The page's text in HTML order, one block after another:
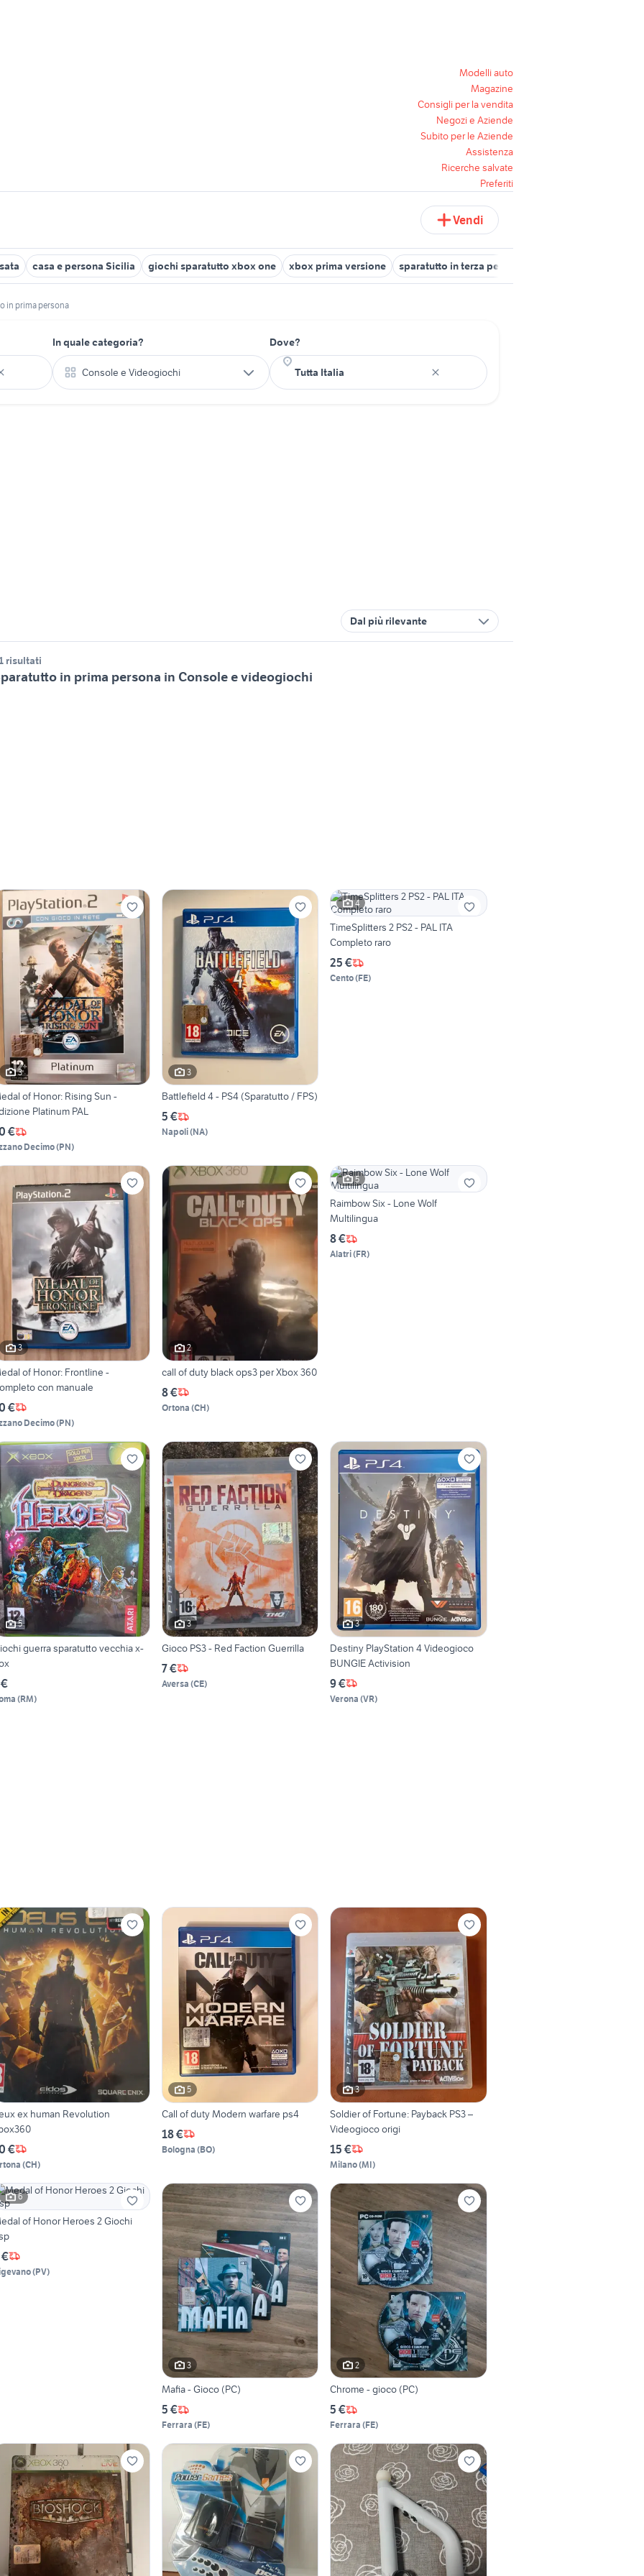
Modelli auto
Magazine
Consigli per la vendita
Negozi e Aziende
Subito per le Aziende
Assistenza
Ricerche salvate
Preferiti
Vendi
casa e persona Sicilia giochi sparatutto xbox one xbox prima versione sparatutto in terza persona
in prima persona
In quale categoria?
Console e Videogiochi
Dove?
Dal più rilevante
risultati
in prima persona in Console e videogiochi
3
of Honor: Rising Sun -
Platinum PAL
€
Decimo(PN)
3
Battlefield 4 - PS4 (Sparatutto / FPS)
5 €
Napoli(NA)
4
TimeSplitters 2 PS2 - PAL ITA
Completo raro
25 €
Cento(FE)
3
of Honor: Frontline -
con manuale
€
Decimo(PN)
2
call of duty black ops3 per Xbox 360
8 €
Ortona (CH)
5
Raimbow Six - Lone Wolf
Multilingua
8 €
Alatri(FR)
5
guerra sparatutto vecchia x-
(RM)
3
Gioco PS3 - Red Faction Guerrilla
7 €
Aversa (CE)
3
Destiny PlayStation 4 Videogioco
BUNGIE Activision
9 €
Verona (VR)
ex human Revolution
€
(CH)
5
Call of duty Modern warfare ps4
18 €
Bologna (BO)
3
Soldier of Fortune: Payback PS3 –
Videogioco origi
15 €
Milano(MI)
6
of Honor Heroes 2 Giochi
(PV)
3
Mafia - Gioco (PC)
5 €
Ferrara (FE)
2
Chrome - gioco (PC)
5 €
Ferrara (FE)